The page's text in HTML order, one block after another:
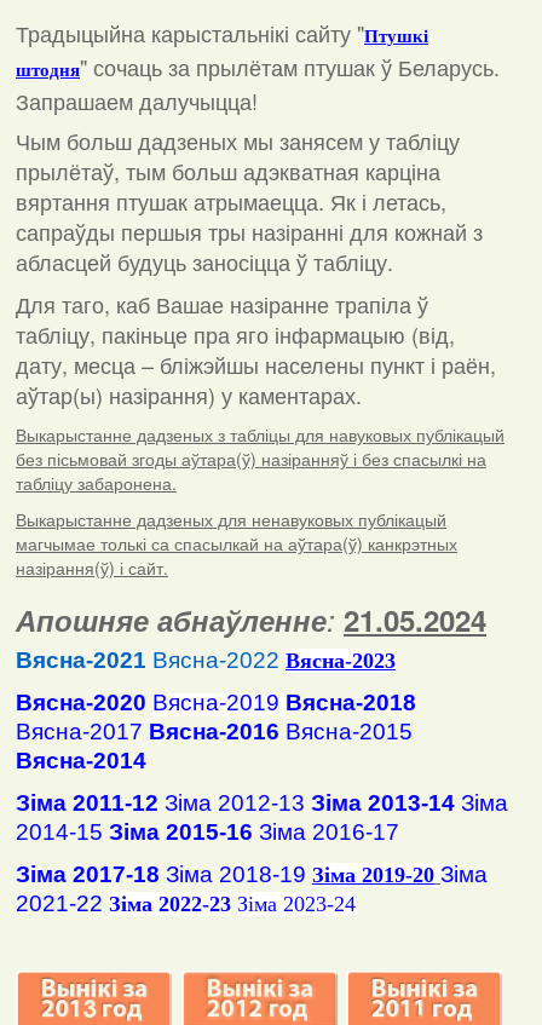
Традыцыйна карыстальнікі сайту "Птушкі
штодня"сочаць за прылётам птушак ў Беларусь.
Запрашаем далучыцца!
Чым больш дадзеных мы занясем у табліцу
прылётаў, тым больш адэкватная карціна
вяртання птушак атрымаецца. Як і летась,
сапраўды першыя тры назіранні для кожнай з
абласцей будуць заносіцца ў табліцу.
Для таго, каб Вашае назіранне трапіла ў
табліцу, пакіньце пра яго інфармацыю (від,
дату, месца – бліжэйшы населены пункт і раён,
аўтар(ы) назірання) у каментарах.
Выкарыстанне дадзеных з табліцы для навуковых публікацый
без пісьмовай згоды аўтара(ў) назіранняў і без спасылкі на
табліцу забаронена.
Выкарыстанне дадзеных для ненавуковых публікацый
магчымае толькі са спасылкай на аўтара(ў) канкрэтных
назірання(ў) і сайт.
Апошняе абнаўленне: 21.05.2024
Вясна-2021 Вясна-2022 Вясна-2023
Вясна-2020 Вясна-2019 Вясна-2018
Вясна-2017 Вясна-2016 Вясна-2015
Вясна-2014
Зіма 2011-12 Зіма 2012-13 Зіма 2013-14 Зіма
2014-15 Зіма 2015-16 Зіма 2016-17
Зіма 2017-18 Зіма 2018-19 Зіма 2019-20 Зіма
2021-22 Зіма 2022-23 Зіма 2023-24